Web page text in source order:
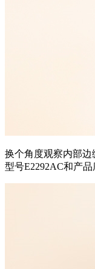
换个角度观察内部
型号E2292AC和产品